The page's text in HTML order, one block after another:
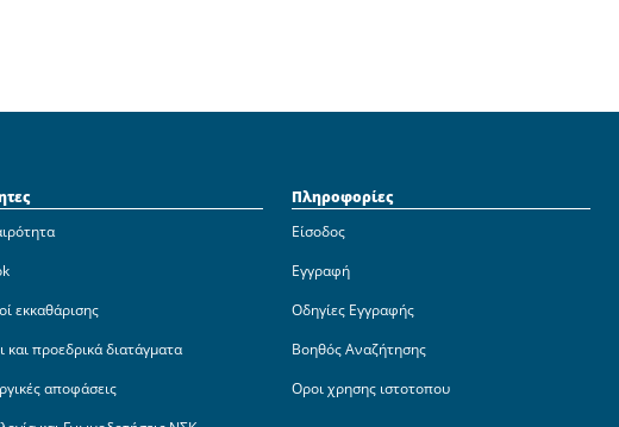
εκκαθάρισης
και προεδρικά διατάγματα
αποφάσεις
Πληροφορίες
Είσοδος
Εγγραφή
Οδηγίες Εγγραφής
Βοηθός Αναζήτησης
Οροι χρησης ιστοτοπου